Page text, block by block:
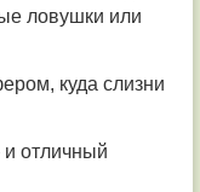
ловушки или
куда слизни
и отличный